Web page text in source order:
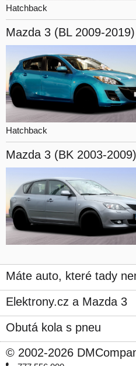
Hatchback
Mazda 3 (BL 2009-2019)
Hatchback
Mazda 3 (BK 2003-2009)
Máte auto, které tady
Elektrony.cz a Mazda 3
Obutá kola s pneu
© 2002-2026